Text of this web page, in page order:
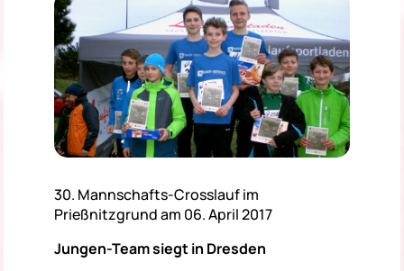
30. Mannschafts-Crosslauf im
Prießnitzgrund am 06. April 2017
Jungen-Team siegt in Dresden